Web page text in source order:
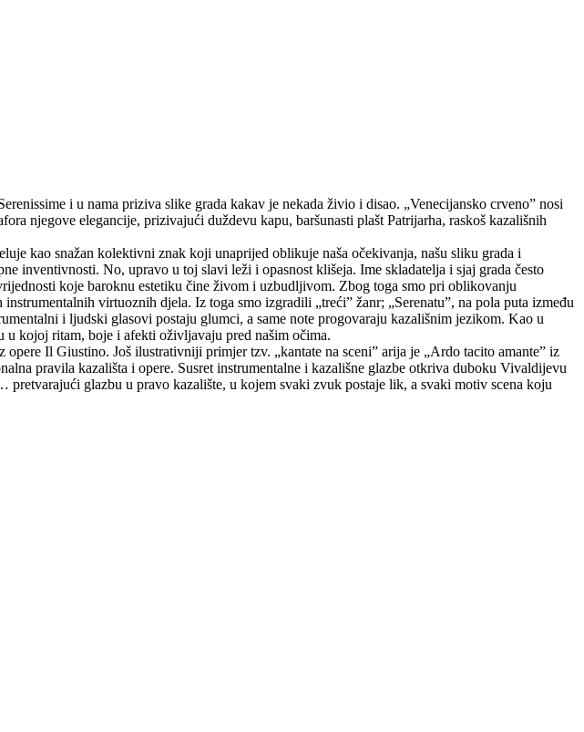
i u nama priziva slike grada kakav je nekada živio i disao. „Venecijansko crveno” nosi
njegove elegancije, prizivajući duždevu kapu, baršunasti plašt Patrijarha, raskoš kazališnih
kao snažan kolektivni znak koji unaprijed oblikuje naša očekivanja, našu sliku grada i
inventivnosti. No, upravo u toj slavi leži i opasnost klišeja. Ime skladatelja i sjaj grada često
koje baroknu estetiku čine živom i uzbudljivom. Zbog toga smo pri oblikovanju
virtuoznih djela. Iz toga smo izgradili „treći” žanr; „Serenatu”, na pola puta između
i ljudski glasovi postaju glumci, a same note progovaraju kazališnim jezikom. Kao u
u kojoj ritam, boje i afekti oživljavaju pred našim očima.
Il Giustino. Još ilustrativniji primjer tzv. „kantate na sceni” arija je „Ardo tacito amante” iz
pravila kazališta i opere. Susret instrumentalne i kazališne glazbe otkriva duboku Vivaldijevu
glazbu u pravo kazalište, u kojem svaki zvuk postaje lik, a svaki motiv scena koju